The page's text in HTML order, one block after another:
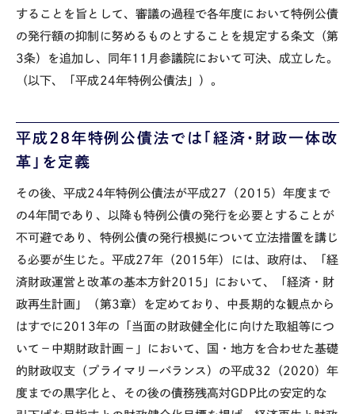
することを旨として、審議の過程で各年度において特例公債
の発行額の抑制に努めるものとすることを規定する条文（第
3条）を追加し、同年11 月参議院において可決、成立した。
（以下、「平成24年特例公債法」）。
平成 28年特例公債法では「経済・財政一体改
革」を定義
その後、平成24年特例公債法が平成27（2015）年度 まで
の4年間であり、以降も特例公債の発行を必要とすることが
不可避であり、特例公債の発行根拠について立法措置を講じ
る必要が生じた。 平成27年（2015年）
には、政府は、「経
済財政運営と改革の基本方針2015 」において、「経済・財
政再生計画」（第3章）を定めており、中長期的な観点から
はすでに2013年の「当面の財政健全化に向けた取組等につ
いて－中期財政計画－」において、国・地方を合わせた基礎
的財政収支（プライマリーバランス）の平成32（2020）年
度 までの黒字化と、その後の債務残高対GDP比の安定的な